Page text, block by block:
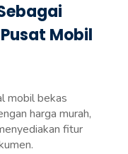
Mobil
mobil bekas
harga murah,
fitur